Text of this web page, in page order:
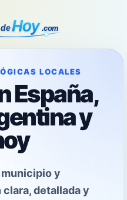
LOCALES
España,
y
municipio y
detallada y